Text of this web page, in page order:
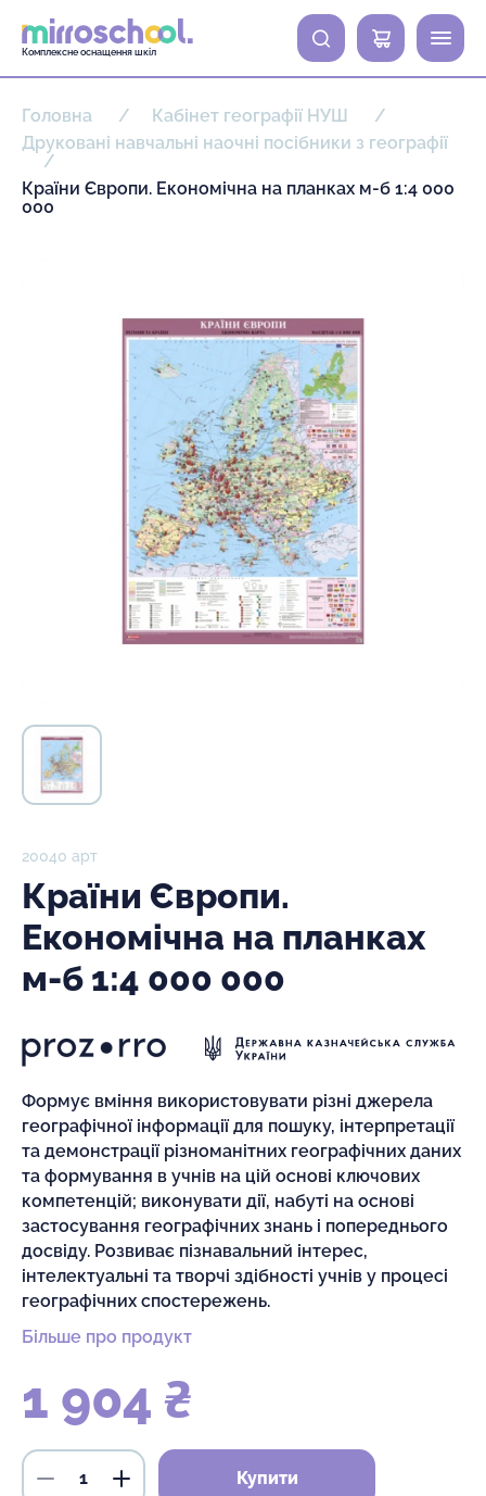
Комплексне оснащення шкіл
0
Головна
Кабінет географії НУШ
Друковані навчальні наочні посібники з географії
Країни Європи. Економічна на планках м-б 1:4 000
000
20040 арт
Країни Європи.
Економічна на планках
м-б 1:4 000 000
Формує вміння використовувати різні джерела
географічної інформації для пошуку, інтерпретації
та демонстрації різноманітних географічних даних
та формування в учнів на цій основі ключових
компетенцій; виконувати дії, набуті на основі
застосування географічних знань і попереднього
досвіду. Розвиває пізнавальний інтерес,
інтелектуальні та творчі здібності учнів у процесі
географічних спостережень.
Більше про продукт
1 904 ₴
Купити